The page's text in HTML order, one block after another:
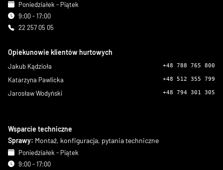
Poniedziałek - Piątek
9:00 - 17:00
22 257 05 05
Opiekunowie klientów hurtowych
Jakub Kądzioła +48 788 765 800
Katarzyna Pawlicka +48 512 355 799
Jarosław Wodyński +48 794 301 305
Wsparcie techniczne
Sprawy: Montaż, konfiguracja, pytania techniczne
Poniedziałek - Piątek
9:00 - 17:00